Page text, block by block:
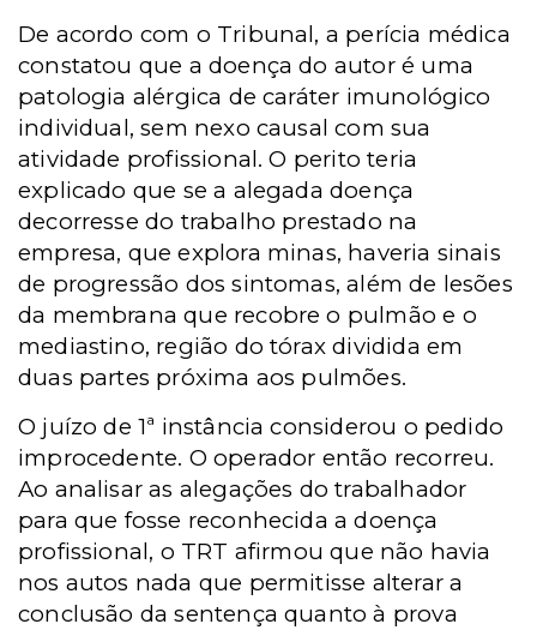
De acordo com o Tribunal, a perícia médica
constatou que a doença do autor é uma
patologia alérgica de caráter imunológico
individual, sem nexo causal com sua
atividade profissional. O perito teria
explicado que se a alegada doença
decorresse do trabalho prestado na
empresa, que explora minas, haveria sinais
de progressão dos sintomas, além de lesões
da membrana que recobre o pulmão e o
mediastino, região do tórax dividida em
duas partes próxima aos pulmões.
O juízo de 1ª instância considerou o pedido
improcedente. O operador então recorreu.
Ao analisar as alegações do trabalhador
para que fosse reconhecida a doença
profissional, o TRT afirmou que não havia
nos autos nada que permitisse alterar a
conclusão da sentença quanto à prova